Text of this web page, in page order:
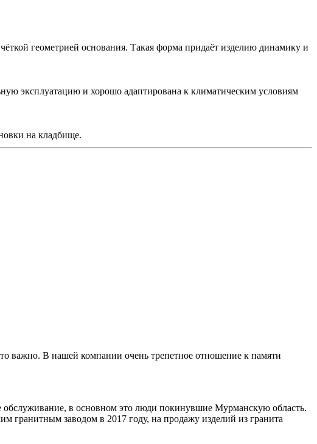
геометрией основания. Такая форма придаёт изделию динамику и
эксплуатацию и хорошо адаптирована к климатическим условиям
на кладбище.
важно. В нашей компании очень трепетное отношение к памяти
обслуживание, в основном это люди покинувшие Мурманскую область.
гранитным заводом в 2017 году, на продажу изделий из гранита